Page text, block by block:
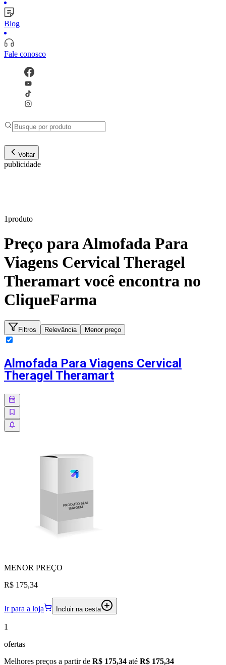
Blog
Fale conosco
Voltar
publicidade
1produto
Preço paraAlmofada Para
Viagens Cervical Theragel
Theramart você encontra no
CliqueFarma
Filtros Relevância Menor preço
Almofada Para Viagens Cervical
Theragel Theramart
MENOR PREÇO
R$ 175,34
Ir para a loja Incluir na cesta
1
ofertas
Melhores preços a partir de R$ 175,34 até R$ 175,34